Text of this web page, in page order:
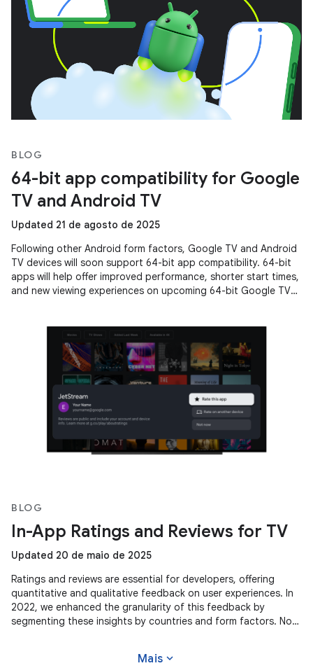
BLOG
64-bit app compatibility for Google
TV and Android TV
Updated 21 de agosto de 2025
Following other Android form factors, Google TV and Android
TV devices will soon support 64-bit app compatibility. 64-bit
apps will help offer improved performance, shorter start times,
and new viewing experiences on upcoming 64-bit Google TV
BLOG
In-App Ratings and Reviews for TV
Updated 20 de maio de 2025
Ratings and reviews are essential for developers, offering
quantitative and qualitative feedback on user experiences. In
2022, we enhanced the granularity of this feedback by
segmenting these insights by countries and form factors. Now,
Mais expand_more